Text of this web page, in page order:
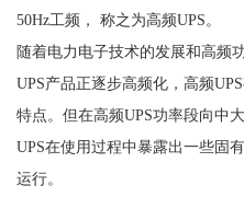
50Hz工频， 称之为高频UPS。
随着电力电子技术的发展和高频
UPS产品正逐步高频化，高频
特点。但在高频UPS功率段向中
UPS在使用过程中暴露出一些固
运行。